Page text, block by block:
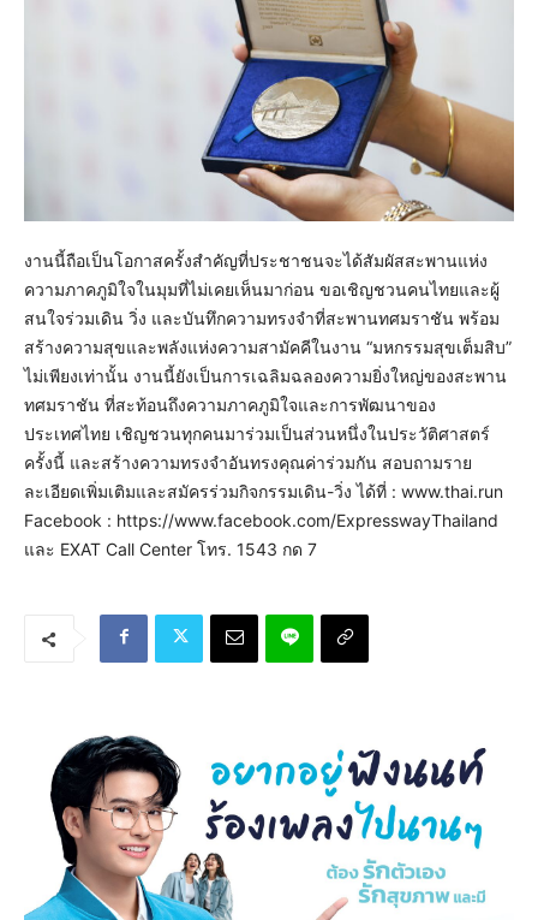
งานนี้ถือเป็นโอกาสครั้งสำคัญที่ประชาชนจะได้สัมผัสสะพานแห่ง
ความภาคภูมิใจในมุมที่ไม่เคยเห็นมาก่อน ขอเชิญชวนคนไทยและผู้
สนใจร่วมเดิน วิ่ง และบันทึกความทรงจำที่สะพานทศมราชัน พร้อม
สร้างความสุขและพลังแห่งความสามัคคีในงาน “มหกรรมสุขเต็มสิบ”
ไม่เพียงเท่านั้น งานนี้ยังเป็นการเฉลิมฉลองความยิ่งใหญ่ของสะพาน
ทศมราชัน ที่สะท้อนถึงความภาคภูมิใจและการพัฒนาของ
ประเทศไทย เชิญชวนทุกคนมาร่วมเป็นส่วนหนึ่งในประวัติศาสตร์
ครั้งนี้ และสร้างความทรงจำอันทรงคุณค่าร่วมกัน สอบถามราย
ละเอียดเพิ่มเติมและสมัครร่วมกิจกรรมเดิน-วิ่ง ได้ที่ : www.thai.run
Facebook : https://www.facebook.com/ExpresswayThailand
และ EXAT Call Center โทร. 1543 กด 7